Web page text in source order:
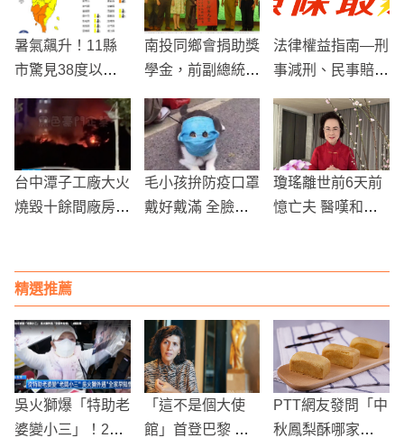
暑氣飆升！11縣
市驚見38度以上
南投同鄉會捐助獎
學金，前副總統吳
法律權益指南—刑
事減刑、民事賠償
台中潭子工廠大火
燒毀十餘間廠房
全力扑救
毛小孩拚防疫口罩
戴好戴滿 全臉只
瓊瑤離世前6天前
憶亡夫 醫嘆和朱
精選推薦
吳火獅爆「特助老
婆變小三」！20
「這不是個大使
館」首登巴黎 台
PTT網友發問「中
秋鳳梨酥哪家